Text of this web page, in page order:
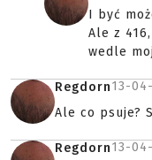
I być
Ale z
wedle
Regdorn13-
Ale co psuje?
Regdorn13-